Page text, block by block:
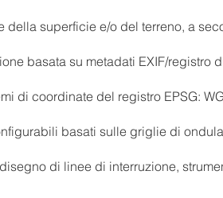
della superficie e/o del terreno, a
basata su metadati EXIF/registro
di coordinate del registro EPSG:
basati sulle griglie di
di linee di interruzione,